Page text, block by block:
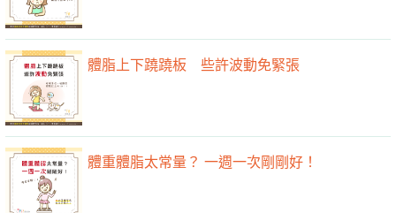
體脂上下蹺蹺板 些許波動免緊張
體重體脂太常量？ 一週一次剛剛好！